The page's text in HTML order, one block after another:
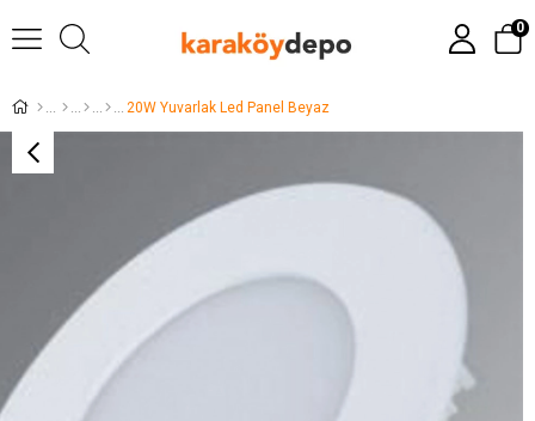
0
20W Yuvarlak Led Panel Beyaz